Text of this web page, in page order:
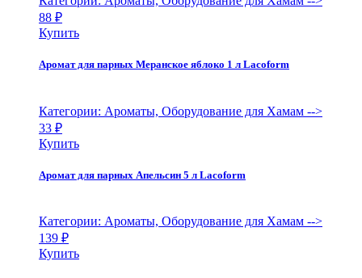
88 ₽
Купить
Аромат для парных Меранское яблоко 1 л Lacoform
Категории: Ароматы, Оборудование для Хамам -->
33 ₽
Купить
Аромат для парных Апельсин 5 л Lacoform
Категории: Ароматы, Оборудование для Хамам -->
139 ₽
Купить